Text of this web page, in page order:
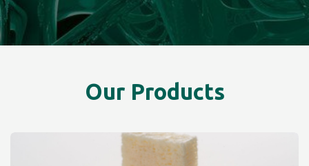
Our Products